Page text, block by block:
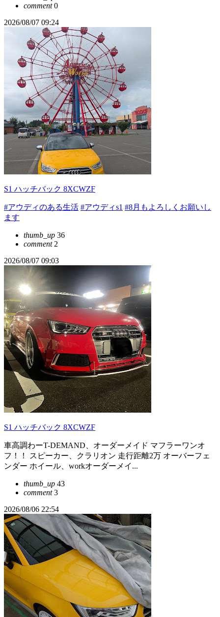
comment0
2026/08/07 09:24
S1 ハッチバック 8XCWZF
#アウディのある生活 #アウディs1 #8月もよろしくお願いし
ます
thumb_up 36
comment2
2026/08/07 09:03
S1 ハッチバック 8XCWZF
車高調わーT-DEMAND、オーダーメイド マフラーワンオ
フ！！ スピーカー、クラリオン 走行距離2万 オーバーフェ
ンダー ホイール、workオーダーメイ...
thumb_up 43
comment3
2026/08/06 22:54